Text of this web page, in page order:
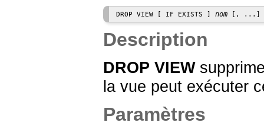
DROP VIEW [ IF EXISTS ] nom
Description
DROP VIEW
la vue peut exécuter
Paramètres